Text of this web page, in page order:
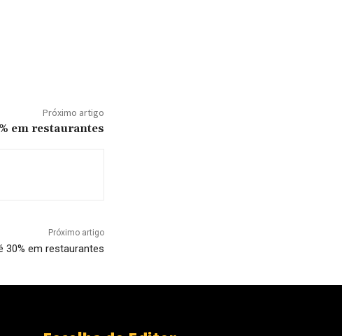
Próximo artigo
em restaurantes
Próximo artigo
30% em restaurantes